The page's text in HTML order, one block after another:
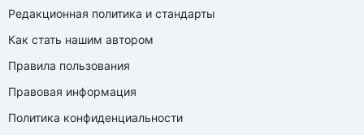
Редакционная политика и стандарты
Как стать нашим автором
Правила пользования
Правовая информация
Политика конфиденциальности